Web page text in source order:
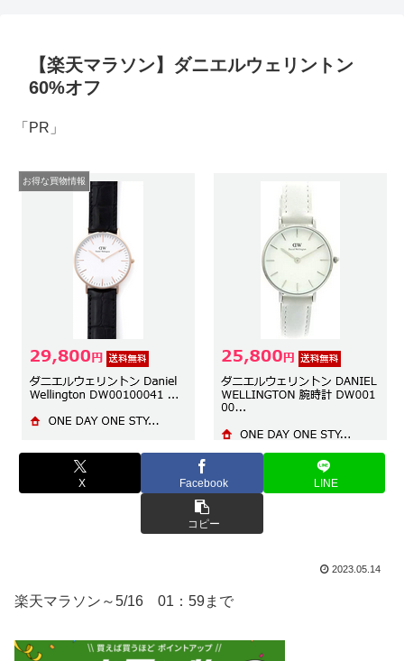
【楽天マラソン】ダニエルウェリントン
60%オフ
「PR」
お得な買物情報
X Facebook LINE
コピー
2023.05.14
楽天マラソン～5/16 01：59まで